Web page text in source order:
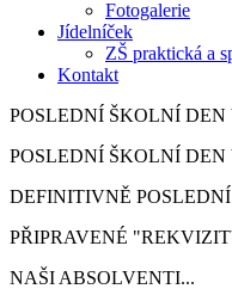
Fotogalerie
Jídelníček
ZŠ praktická a
Kontakt
POSLEDNÍ ŠKOLNÍ DEN
POSLEDNÍ ŠKOLNÍ DEN
DEFINITIVNĚ
PŘIPRAVENÉ
NAŠI ABSOLVENTI...